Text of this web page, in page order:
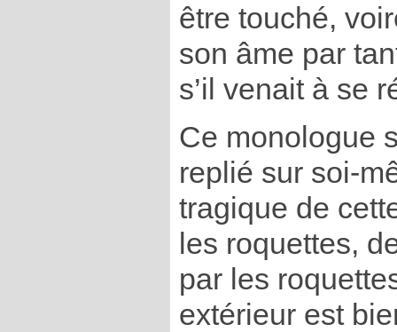
être touché,
son âme par
s’il venait à se
Ce monologue
replié sur soi-
tragique de
les roquettes,
par les
extérieur est